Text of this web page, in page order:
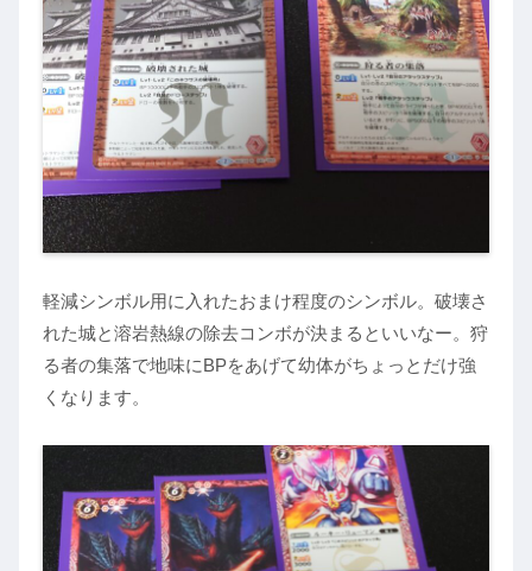
軽減シンボル用に入れたおまけ程度のシンボル。破壊さ
れた城と溶岩熱線の除去コンボが決まるといいなー。狩
る者の集落で地味にBPをあげて幼体がちょっとだけ強
くなります。